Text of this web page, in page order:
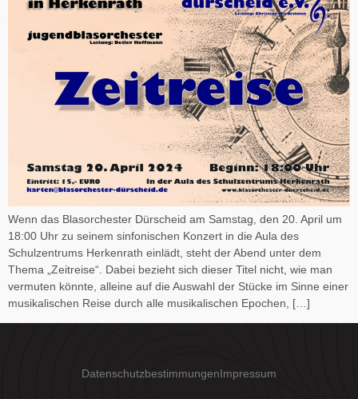
Wenn das Blasorchester Dürscheid am Samstag, den 20. April um
18:00 Uhr zu seinem sinfonischen Konzert in die Aula des
Schulzentrums Herkenrath einlädt, steht der Abend unter dem
Thema „Zeitreise“. Dabei bezieht sich dieser Titel nicht, wie man
vermuten könnte, alleine auf die Auswahl der Stücke im Sinne einer
musikalischen Reise durch alle musikalischen Epochen, […]
DatenschutzbestimmungenImpressum